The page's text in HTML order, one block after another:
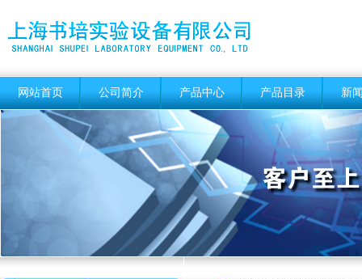
网站首页 公司简介 产品中心 产品目录 新